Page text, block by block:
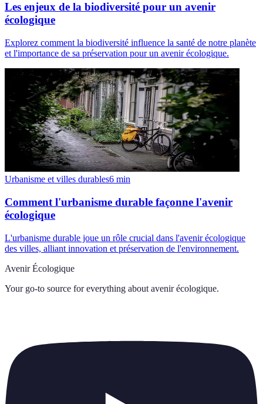
Les enjeux de la biodiversité pour un avenir
écologique
Explorez comment la biodiversité influence la santé de notre planète
et l'importance de sa préservation pour un avenir écologique.
Urbanisme et villes durables6 min
Comment l'urbanisme durable façonne l'avenir
écologique
L'urbanisme durable joue un rôle crucial dans l'avenir écologique
des villes, alliant innovation et préservation de l'environnement.
Avenir Écologique
Your go-to source for everything about avenir écologique.